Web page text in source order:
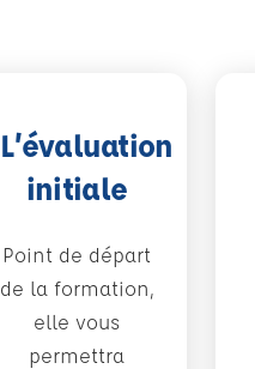
L’évaluation
initiale
Point de départ
de la formation,
elle vous
permettra